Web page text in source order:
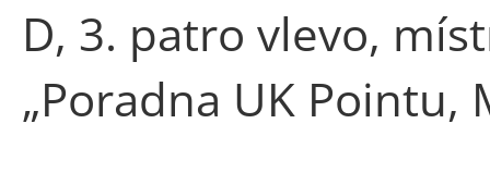
D, 3. patro vlevo,
„Poradna UK Pointu,